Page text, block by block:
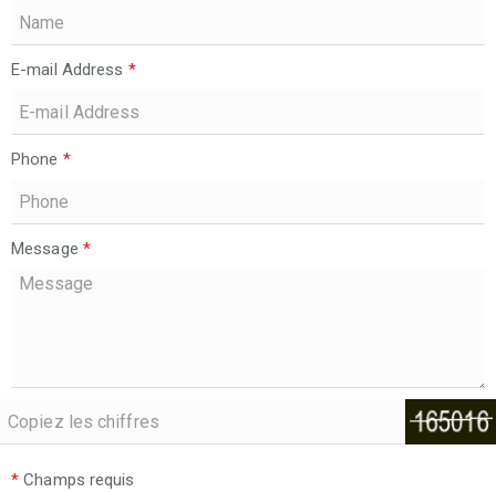
E-mail Address *
Phone *
Message *
* Champs requis